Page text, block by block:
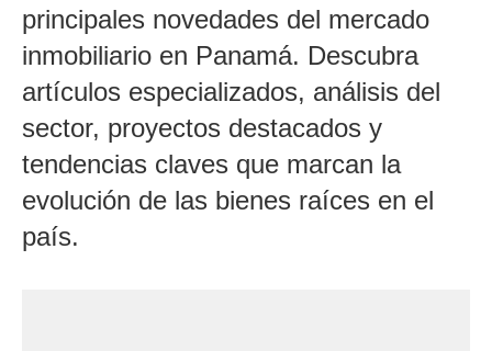
principales novedades del mercado
inmobiliario en Panamá. Descubra
artículos especializados, análisis del
sector, proyectos destacados y
tendencias claves que marcan la
evolución de las bienes raíces en el
país.